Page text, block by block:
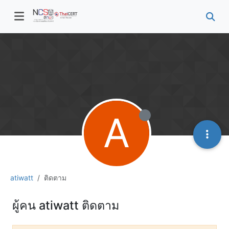
atiwatt ติดตาม
A
ผู้คน atiwatt ติดตาม